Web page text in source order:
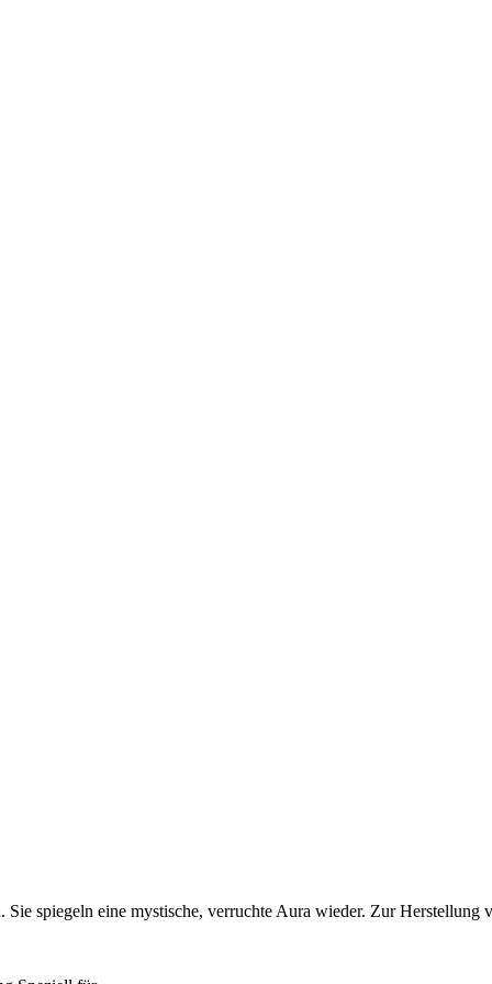
spiegeln eine mystische, verruchte Aura wieder. Zur